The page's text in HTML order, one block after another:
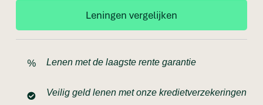
Lenen met de laagste rente garantie
Veilig geld lenen met onze kredietverzekeringen